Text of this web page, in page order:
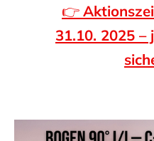
👉
31.10. 2025